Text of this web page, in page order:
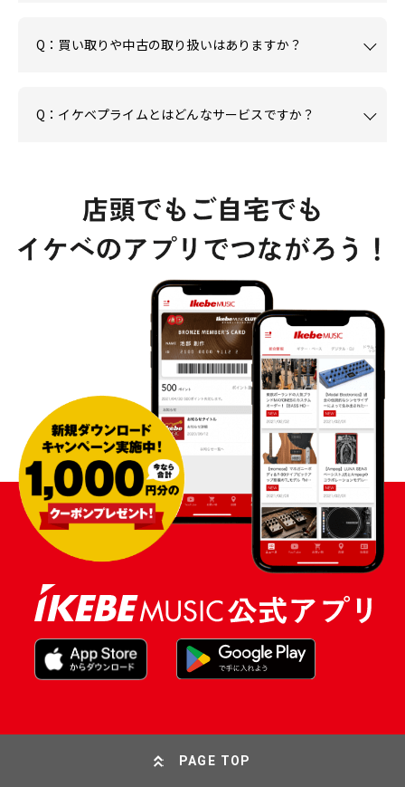
Q：買い取りや中古の取り扱いはありますか？
Q：イケベプライムとはどんなサービスですか？
PAGE TOP